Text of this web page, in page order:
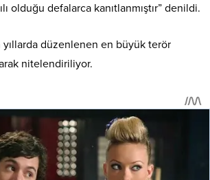
olduğu defalarca kanıtlanmıştır” denildi.
yıllarda düzenlenen en büyük terör
nitelendiriliyor.